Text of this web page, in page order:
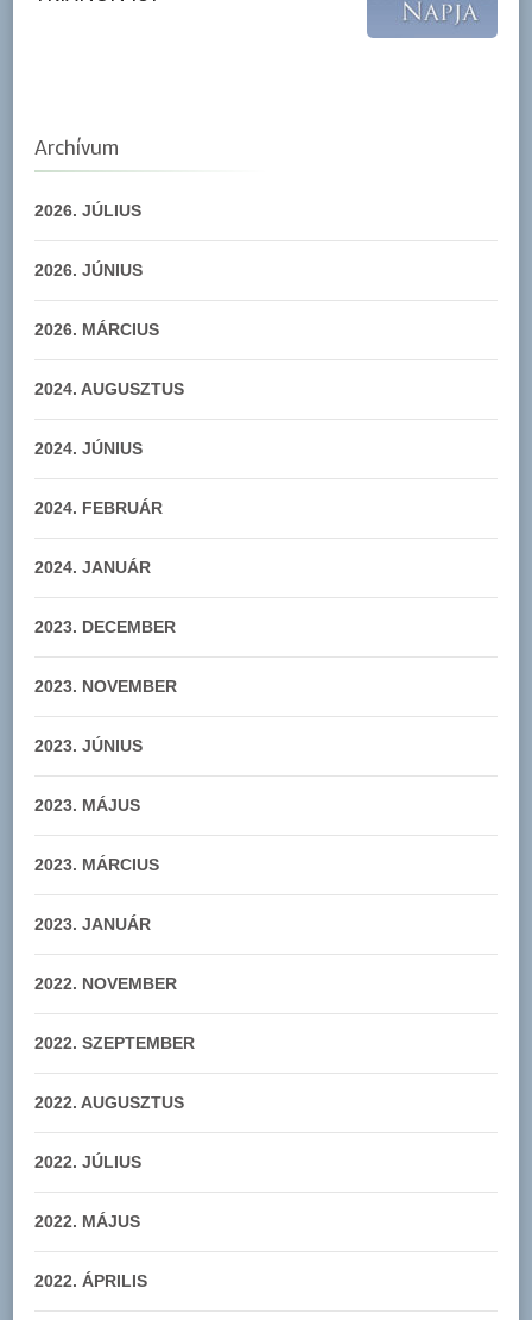
Archívum
2026. JÚLIUS
2026. JÚNIUS
2026. MÁRCIUS
2024. AUGUSZTUS
2024. JÚNIUS
2024. FEBRUÁR
2024. JANUÁR
2023. DECEMBER
2023. NOVEMBER
2023. JÚNIUS
2023. MÁJUS
2023. MÁRCIUS
2023. JANUÁR
2022. NOVEMBER
2022. SZEPTEMBER
2022. AUGUSZTUS
2022. JÚLIUS
2022. MÁJUS
2022. ÁPRILIS